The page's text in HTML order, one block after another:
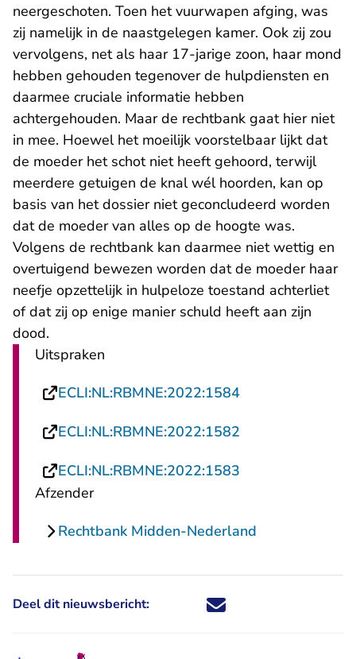
neergeschoten. Toen het vuurwapen afging, was
zij namelijk in de naastgelegen kamer. Ook zij zou
vervolgens, net als haar 17-jarige zoon, haar mond
hebben gehouden tegenover de hulpdiensten en
daarmee cruciale informatie hebben
achtergehouden. Maar de rechtbank gaat hier niet
in mee. Hoewel het moeilijk voorstelbaar lijkt dat
de moeder het schot niet heeft gehoord, terwijl
meerdere getuigen de knal wél hoorden, kan op
basis van het dossier niet geconcludeerd worden
dat de moeder van alles op de hoogte was.
Volgens de rechtbank kan daarmee niet wettig en
overtuigend bewezen worden dat de moeder haar
neefje opzettelijk in hulpeloze toestand achterliet
of dat zij op enige manier schuld heeft aan zijn
dood.
Uitspraken
ECLI:NL:RBMNE:2022:1584- U verlaat
ECLI:NL:RBMNE:2022:1582
ECLI:NL:RBMNE:2022:1583
Afzender
Rechtbank Midden-Nederland
Deel dit nieuwsbericht: Deel dit nieuwsbericht via X -
Deel dit nieuwsbericht via
Deel dit nieuwsbericht
Deel dit